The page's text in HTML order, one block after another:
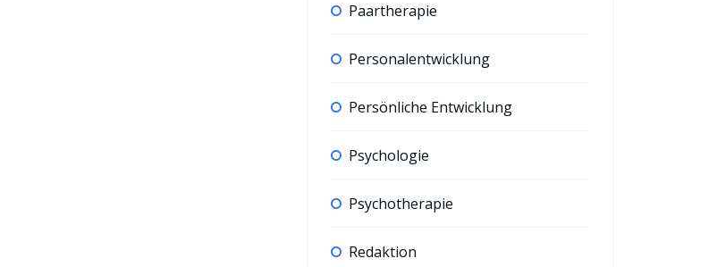
Paartherapie
Personalentwicklung
Persönliche Entwicklung
Psychologie
Psychotherapie
Redaktion